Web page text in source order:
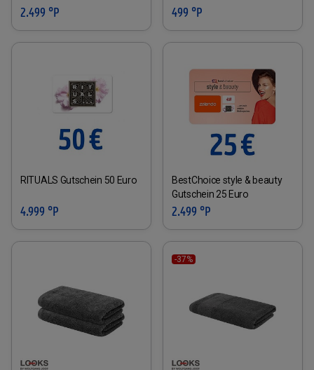
2.499 °P 499 °P
RITUALS Gutschein 50 Euro
4.999 °P
BestChoice style & beauty
Gutschein 25 Euro
2.499 °P
-37%